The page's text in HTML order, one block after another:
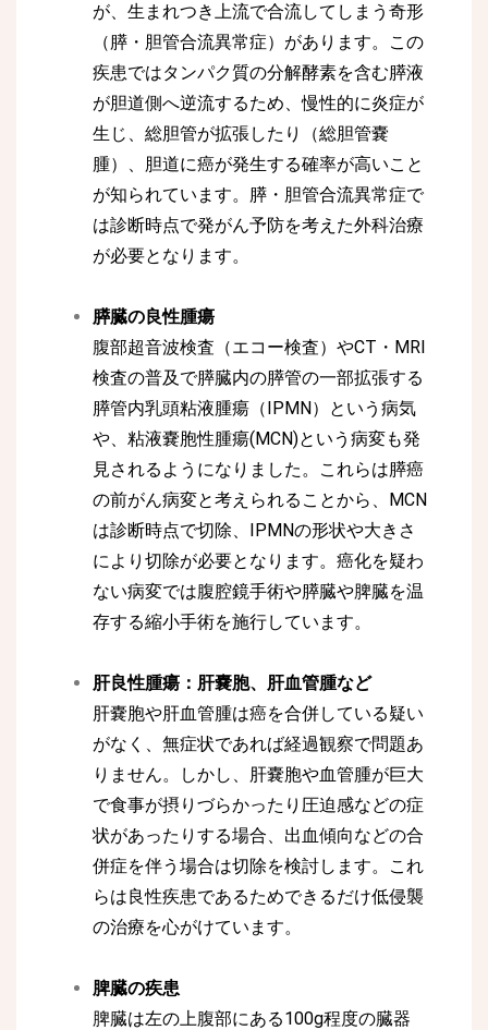
が、生まれつき上流で合流してしまう奇形
（膵・胆管合流異常症）があります。この
疾患ではタンパク質の分解酵素を含む膵液
が胆道側へ逆流するため、慢性的に炎症が
生じ、総胆管が拡張したり（総胆管嚢
腫）、胆道に癌が発生する確率が高いこと
が知られています。膵・胆管合流異常症で
は診断時点で発がん予防を考えた外科治療
が必要となります。
膵臓の良性腫瘍
腹部超音波検査（エコー検査）やCT・MRI
検査の普及で膵臓内の膵管の一部拡張する
膵管内乳頭粘液腫瘍（IPMN）という病気
や、粘液嚢胞性腫瘍(MCN)という病変も発
見されるようになりました。これらは膵癌
の前がん病変と考えられることから、MCN
は診断時点で切除、IPMNの形状や大きさ
により切除が必要となります。癌化を疑わ
ない病変では腹腔鏡手術や膵臓や脾臓を温
存する縮小手術を施行しています。
肝良性腫瘍：肝嚢胞、肝血管腫など
肝嚢胞や肝血管腫は癌を合併している疑い
がなく、無症状であれば経過観察で問題あ
りません。しかし、肝嚢胞や血管腫が巨大
で食事が摂りづらかったり圧迫感などの症
状があったりする場合、出血傾向などの合
併症を伴う場合は切除を検討します。これ
らは良性疾患であるためできるだけ低侵襲
の治療を心がけています。
脾臓の疾患
脾臓は左の上腹部にある100g程度の臓器